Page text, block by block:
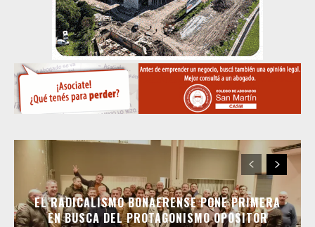
EL RADICALISMO BONAERENSE PONE PRIMERA
EN BUSCA DEL PROTAGONISMO OPOSITOR